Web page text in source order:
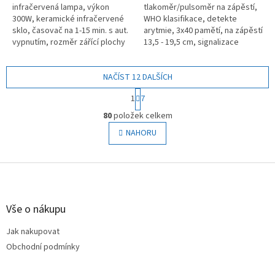
infračervená lampa, výkon
300W, keramické infračervené
sklo, časovač na 1-15 min. s aut.
vypnutím, rozměr zářící plochy
úhel náklonu, aktivní...
tlakoměr/pulsoměr na zápěstí,
WHO klasifikace, detekte
arytmie, 3x40 pamětí, na zápěstí
13,5 - 19,5 cm, signalizace
displej
O
v
l
á
a
NAČÍST 12 DALŠÍCH
S
t
r
á
n
k
v
1 7
80položek celkem
NAHORU
Z
Vše o nákupu
Jak nakupovat
Obchodní podmínky